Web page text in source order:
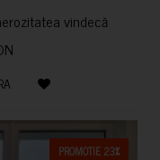
vindecă
PROMOTIE 23%